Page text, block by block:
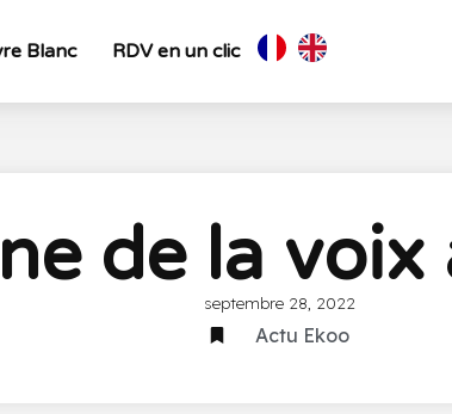
Blanc RDV en un clic
de la voix
septembre 28, 2022
Actu Ekoo